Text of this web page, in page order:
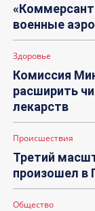
военные
Здоровье
Комиссия
расширить
лекарств
Происшествия
Третий
произошел в
Общество